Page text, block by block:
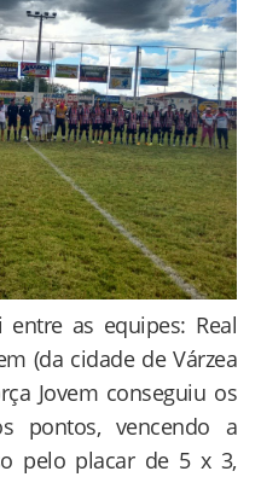
as equipes: Real
(da cidade de Várzea
Jovem conseguiu os
pontos, vencendo a
pelo placar de 5 x 3,